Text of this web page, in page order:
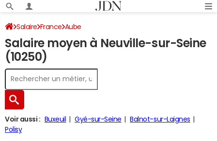
Salaire France Aube
Salaire moyen à Neuville-sur-Seine
(10250)
Voir aussi : Buxeuil Gyé-sur-Seine
Balnot-sur-Laignes
Polisy